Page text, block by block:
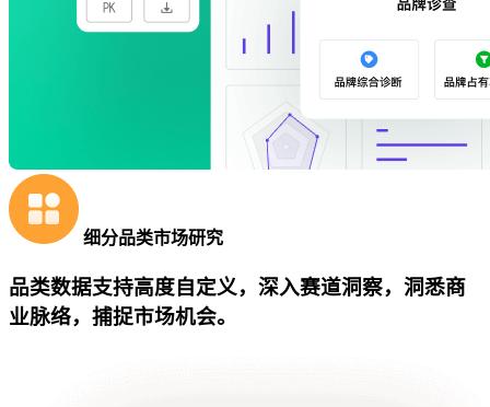
细分品类市场研究
品类数据支持高度自定义，深入赛道洞察，洞悉商
业脉络，捕捉市场机会。